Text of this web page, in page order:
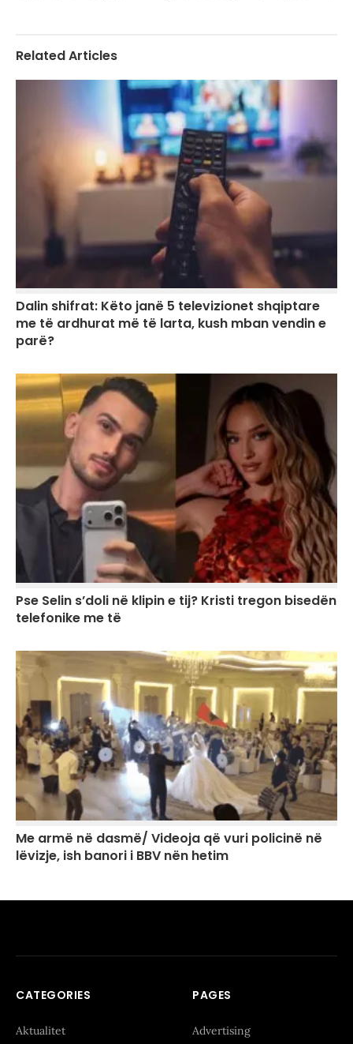
Related Articles
Dalin shifrat: Këto janë 5 televizionet shqiptare
me të ardhurat më të larta, kush mban vendin e
parë?
Pse Selin s’doli në klipin e tij? Kristi tregon bisedën
telefonike me të
Me armë në dasmë/ Videoja që vuri policinë në
lëvizje, ish banori i BBV nën hetim
CATEGORIES
Aktualitet
PAGES
Advertising